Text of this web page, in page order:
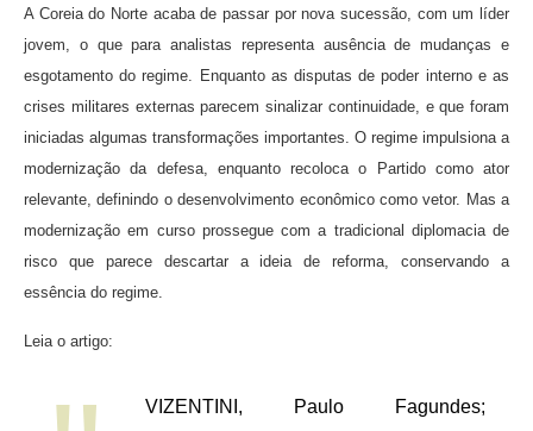
A Coreia do Norte acaba de passar por nova sucessão, com um líder
jovem, o que para analistas representa ausência de mudanças e
esgotamento do regime. Enquanto as disputas de poder interno e as
crises militares externas parecem sinalizar continuidade, e que foram
iniciadas algumas transformações importantes. O regime impulsiona a
modernização da defesa, enquanto recoloca o Partido como ator
relevante, definindo o desenvolvimento econômico como vetor. Mas a
modernização em curso prossegue com a tradicional diplomacia de
risco que parece descartar a ideia de reforma, conservando a
essência do regime.
Leia o artigo:
VIZENTINI, Paulo Fagundes;